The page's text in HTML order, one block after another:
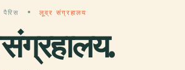
पैरिस लूव्र संग्रहालय